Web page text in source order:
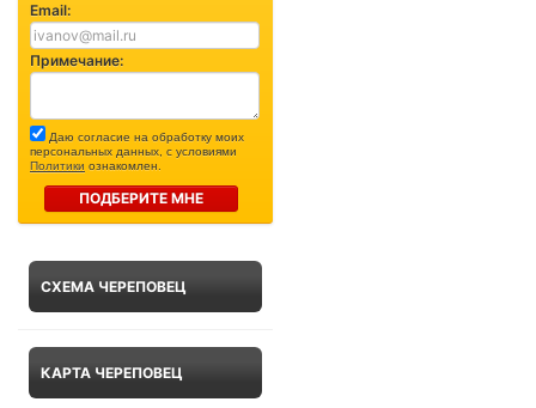
Email:
Примечание:
Даю согласие на обработку моих
персональных данных, с условиями
Политики ознакомлен.
ПОДБЕРИТЕ МНЕ
СХЕМА ЧЕРЕПОВЕЦ
КАРТА ЧЕРЕПОВЕЦ